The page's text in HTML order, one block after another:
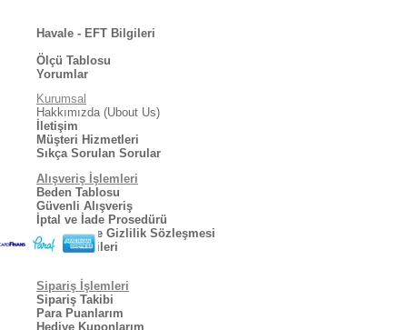
Havale - EFT Bilgileri
Ölçü Tablosu
Yorumlar
Kurumsal
Hakkımızda (Ubout Us)
İletişim
Müşteri Hizmetleri
Sıkça Sorulan Sorular
Alışveriş İşlemleri
Beden Tablosu
Güvenli Alışveriş
İptal ve İade Prosedürü
Kullanıcı ve Gizlilik Sözleşmesi
Kargo Bilgileri
Sipariş İşlemleri
Sipariş Takibi
Para Puanlarım
Hediye Kuponlarım